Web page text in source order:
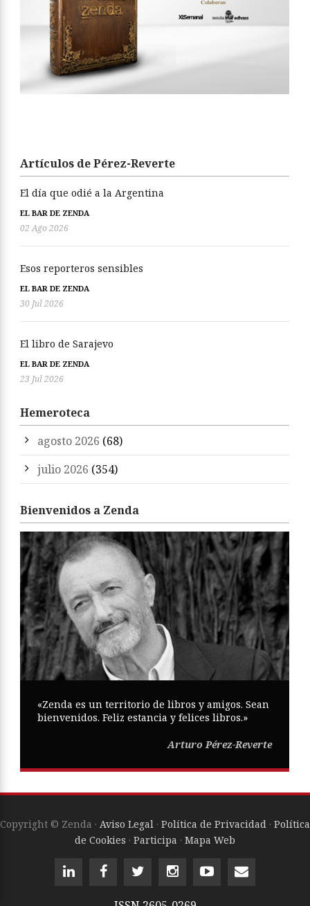
Artículos de Pérez-Reverte
El día que odié a la Argentina
EL BAR DE ZENDA
02 Ago 2026
Esos reporteros sensibles
EL BAR DE ZENDA
30 Jul 2026
El libro de Sarajevo
EL BAR DE ZENDA
23 Jul 2026
Hemeroteca
agosto 2026 (68)
julio 2026 (354)
Bienvenidos a Zenda
«Zenda es un territorio de libros y amigos. Sean
bienvenidos. Feliz estancia y felices libros.»
Arturo Pérez-Reverte
Copyright © Zenda · Aviso Legal · Política de Privacidad · Política
de Cookies · Participa · Mapa Web